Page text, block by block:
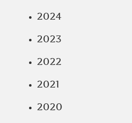
2024
2023
2022
2021
2020